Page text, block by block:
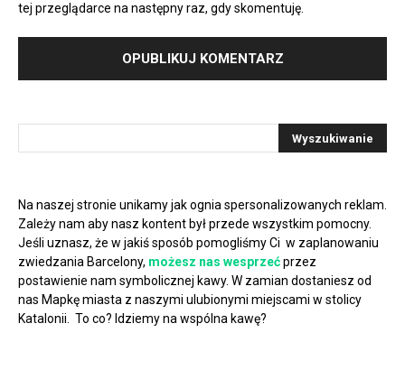
tej przeglądarce na następny raz, gdy skomentuję.
Na naszej stronie unikamy jak ognia spersonalizowanych reklam.
Zależy nam aby nasz kontent był przede wszystkim pomocny.
Jeśli uznasz, że w jakiś sposób pomogliśmy Ci w zaplanowaniu
zwiedzania Barcelony, możesz nas wesprzećprzez
postawienie nam symbolicznej kawy. W zamian dostaniesz od
nas Mapkę miasta z naszymi ulubionymi miejscami w stolicy
Katalonii. To co? Idziemy na wspólna kawę?